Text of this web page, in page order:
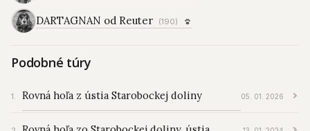
DARTAGNAN od Reuter (190)
Podobné túry
Rovná hoľa z ústia Starobockej doliny 05. 01. 2026